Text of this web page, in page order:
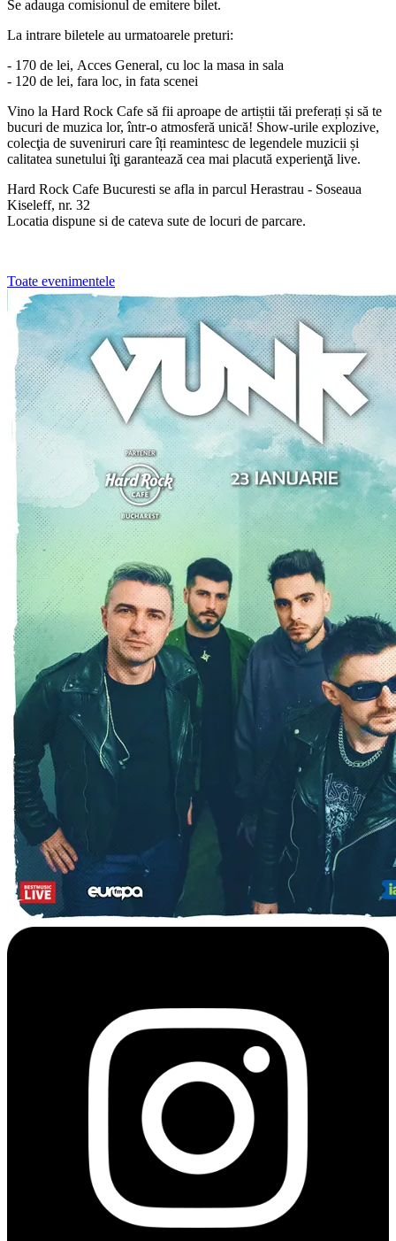
Se adauga comisionul de emitere bilet.
La intrare biletele au urmatoarele preturi:
- 170 de lei, Acces General, cu loc la masa in sala
- 120 de lei, fara loc, in fata scenei
Vino la Hard Rock Cafe să fii aproape de artiștii tăi preferați și să te
bucuri de muzica lor, într-o atmosferă unică! Show-urile explozive,
colecţia de suveniruri care îți reamintesc de legendele muzicii și
calitatea sunetului îţi garantează cea mai placută experienţă live.
Hard Rock Cafe Bucuresti se afla in parcul Herastrau - Soseaua
Kiseleff, nr. 32
Locatia dispune si de cateva sute de locuri de parcare.
Toate evenimentele